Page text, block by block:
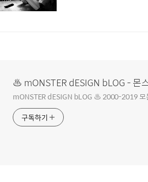
♨ mONSTER dESIGN bLOG - 몬
mONSTER dESIGN bLOG ♨ 2000-2019 모
구독하기